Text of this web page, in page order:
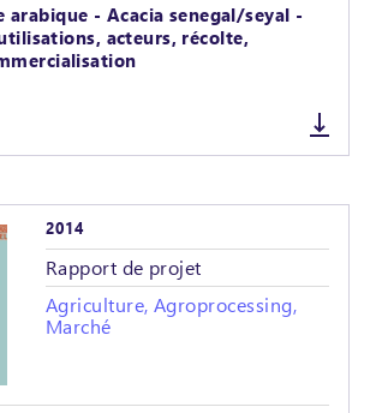
arabique - Acacia senegal/seyal -
acteurs, récolte,
2014
Rapport de projet
Agriculture, Agroprocessing,
Marché